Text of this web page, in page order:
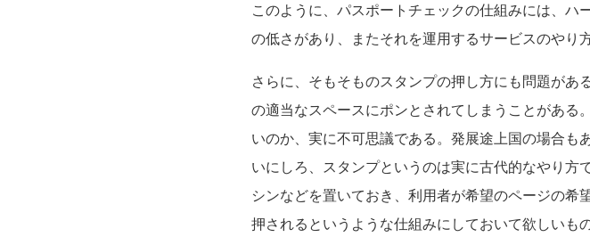
このように、パスポートチェックの仕組みには、
の低さがあり、またそれを運用するサービスのやり
さらに、そもそものスタンプの押し方にも問題が
の適当なスペースにポンとされてしまうことがある
いのか、実に不可思議である。発展途上国の場合
いにしろ、スタンプというのは実に古代的なやり
シンなどを置いておき、利用者が希望のページの
押されるというような仕組みにしておいて欲しい